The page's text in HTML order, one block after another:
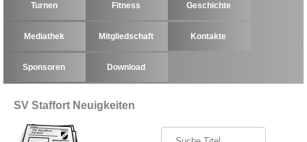
Turnen Fitness Geschichte
Mediathek Mitgliedschaft Kontakte
Sponsoren Download
SV Staffort Neuigkeiten